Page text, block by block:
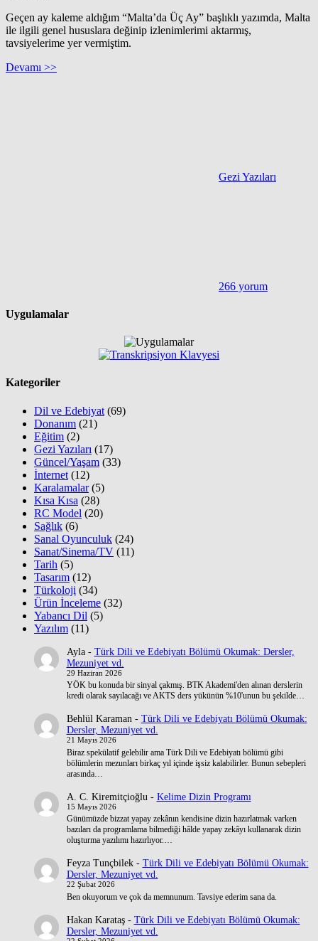
Geçen ay kaleme aldığım “Malta’da Üç Ay” başlıklı yazımda, Malta
ile ilgili genel hususlara değinip izlenimlerimi aktarmış,
tavsiyelerime yer vermiştim.
Devamı >>
Gezi Yazıları
266 yorum
Uygulamalar
Kategoriler
Dil ve Edebiyat (69)
Donanım (21)
Eğitim (2)
Gezi Yazıları (17)
Güncel/Yaşam (33)
İnternet (12)
Karalamalar(5)
Kısa Kısa (28)
RC Model (20)
Sağlık (6)
Sanal Oyunculuk (24)
Sanat/Sinema/TV (11)
Tarih (5)
Tasarım (12)
Türkoloji (34)
Ürün İnceleme (32)
Yabancı Dil (5)
Yazılım (11)
Ayla- Türk Dili ve Edebiyatı Bölümü Okumak: Dersler,
Mezuniyet vd.
29 Haziran 2026
YÖK bu konuda bir sinyal çakmış. BTK Akademi'den alınan derslerin
kredi olarak sayılacağı ve AKTS ders yükünün %10'unun bu şekilde…
Behlül Karaman- Türk Dili ve Edebiyatı Bölümü Okumak:
Dersler, Mezuniyet vd.
21 Mayıs 2026
Biraz spekülatif gelebilir ama Türk Dili ve Edebiyatı bölümü gibi
bölümlerin mezunları birkaç yıl içinde işsiz kalabilirler. Bunun sebepleri
arasında…
A. C. Kiremitçioğlu - Kelime Dizin Programı
15 Mayıs 2026
Günümüzde bizzat yapay zekânın kendisine dizin hazırlatmak varken
bazıları da programlama bilmediği hâlde yapay zekâyı kullanarak dizin
oluşturma yazılımı hazırlıyor.…
Feyza Tunçbilek- Türk Dili ve Edebiyatı Bölümü Okumak:
Dersler, Mezuniyet vd.
22 Şubat 2026
Ben okuyorum ve çok da memnunum. Tavsiye ederim sana da.
Hakan Karataş- Türk Dili ve Edebiyatı Bölümü Okumak:
Dersler, Mezuniyet vd.